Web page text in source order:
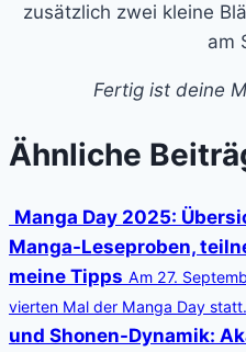
zusätzlich zwei kleine
am
Fertig ist deine
Ähnliche
Manga Day 2025:
Manga-Leseproben,
meine Tipps Am 27.
vierten Mal der Manga Day
und Shonen-Dynamik: